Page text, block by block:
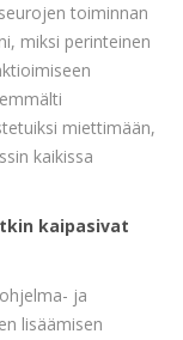
toiminnan
miksi perinteinen
miettimään,
kaikissa
kaipasivat
ja
lisäämisen